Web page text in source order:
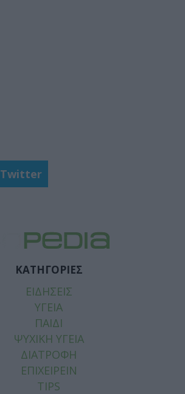
Twitter
ΚΑΤΗΓΟΡΙΕΣ
ΕΙΔΗΣΕΙΣ
ΥΓΕΙΑ
ΠΑΙΔΙ
ΨΥΧΙΚΗ ΥΓΕΙΑ
ΔΙΑΤΡΟΦΗ
ΕΠΙΧΕΙΡΕΙΝ
TIPS